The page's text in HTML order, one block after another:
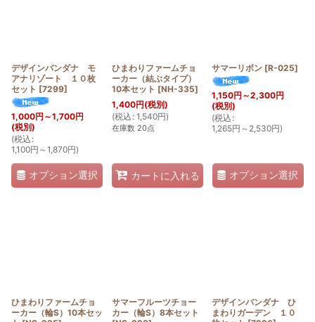
デザインバンダナ モ
アナリゾート １０枚
セット [7299]
1,000円 ～1,700円
(税別)
(税込 :
1,100円 ～1,870円)
オプション選択
ひまわりファームチョ
ーカー（結ぶタイプ）
10本セット [NH-335]
1,400円(税別)
(税込 : 1,540円)
在庫数 20点
カートに入れる
サマーリボン [R-025]
1,150円 ～2,300円
(税別)
(税込 :
1,265円 ～2,530円)
オプション選択
ひまわりファームチョ
ーカー（輪S）10本セッ
サマーフルーツチョー
カー（輪S）8本セット
デザインバンダナ ひ
まわりガーデン １０